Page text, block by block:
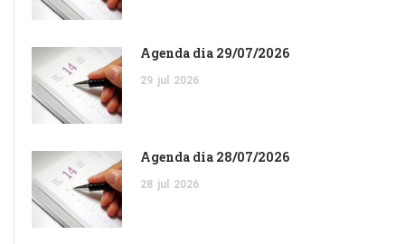
Agenda dia 29/07/2026
29 jul 2026
Agenda dia 28/07/2026
28 jul 2026